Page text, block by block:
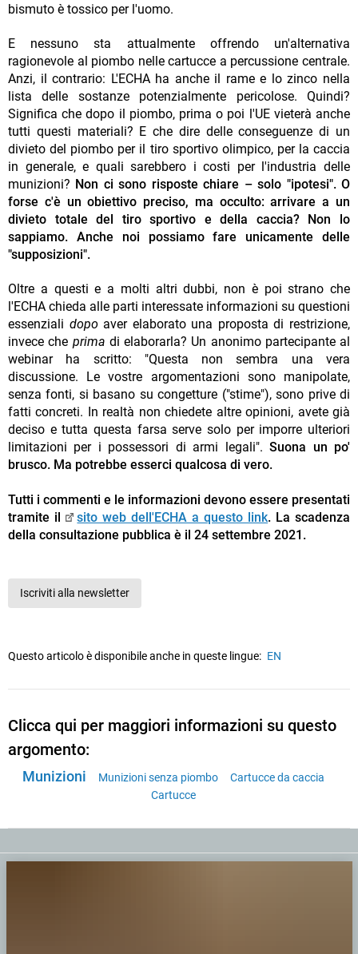
bismuto è tossico per l'uomo.
E nessuno sta attualmente offrendo un'alternativa
ragionevole al piombo nelle cartucce a percussione centrale.
Anzi, il contrario: L'ECHA ha anche il rame e lo zinco nella
lista delle sostanze potenzialmente pericolose. Quindi?
Significa che dopo il piombo, prima o poi l'UE vieterà anche
tutti questi materiali? E che dire delle conseguenze di un
divieto del piombo per il tiro sportivo olimpico, per la caccia
in generale, e quali sarebbero i costi per l'industria delle
munizioni? Non ci sono risposte chiare – solo "ipotesi". O
forse c'è un obiettivo preciso, ma occulto: arrivare a un
divieto totale del tiro sportivo e della caccia? Non lo
sappiamo. Anche noi possiamo fare unicamente delle
"supposizioni".
Oltre a questi e a molti altri dubbi, non è poi strano che
l'ECHA chieda alle parti interessate informazioni su questioni
essenziali dopo aver elaborato una proposta di restrizione,
invece che prima di elaborarla? Un anonimo partecipante al
webinar ha scritto: "Questa non sembra una vera
discussione. Le vostre argomentazioni sono manipolate,
senza fonti, si basano su congetture ("stime"), sono prive di
fatti concreti. In realtà non chiedete altre opinioni, avete già
deciso e tutta questa farsa serve solo per imporre ulteriori
limitazioni per i possessori di armi legali".Suona un po'
brusco. Ma potrebbe esserci qualcosa di vero.
Tutti i commenti e le informazioni devono essere presentati
tramite il
sito web dell'ECHA a questo link. La scadenza
della consultazione pubblica è il 24 settembre 2021.
Iscriviti alla newsletter
Questo articolo è disponibile anche in queste lingue: EN
Clicca qui per maggiori informazioni su questo
argomento:
Munizioni Munizioni senza piombo
Cartucce da caccia
Cartucce